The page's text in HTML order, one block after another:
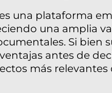
una plataforma
una amplia
Si bien
antes de
más relevantes